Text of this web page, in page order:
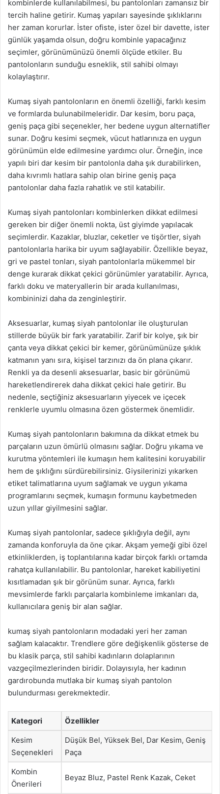
kombinlerde kullanılabilmesi, bu pantolonları zamansız bir
tercih haline getirir. Kumaş yapıları sayesinde şıklıklarını
her zaman korurlar. İster ofiste, ister özel bir davette, ister
günlük yaşamda olsun, doğru kombinle yapacağınız
seçimler, görünümünüzü önemli ölçüde etkiler. Bu
pantolonların sunduğu esneklik, stil sahibi olmayı
kolaylaştırır.
Kumaş siyah pantolonların en önemli özelliği, farklı kesim
ve formlarda bulunabilmeleridir. Dar kesim, boru paça,
geniş paça gibi seçenekler, her bedene uygun alternatifler
sunar. Doğru kesimi seçmek, vücut hatlarınıza en uygun
görünümün elde edilmesine yardımcı olur. Örneğin, ince
yapılı biri dar kesim bir pantolonla daha şık durabilirken,
daha kıvrımlı hatlara sahip olan birine geniş paça
pantolonlar daha fazla rahatlık ve stil katabilir.
Kumaş siyah pantolonları kombinlerken dikkat edilmesi
gereken bir diğer önemli nokta, üst giyimde yapılacak
seçimlerdir. Kazaklar, bluzlar, ceketler ve tişörtler, siyah
pantolonlarla harika bir uyum sağlayabilir. Özellikle beyaz,
gri ve pastel tonları, siyah pantolonlarla mükemmel bir
denge kurarak dikkat çekici görünümler yaratabilir. Ayrıca,
farklı doku ve materyallerin bir arada kullanılması,
kombininizi daha da zenginleştirir.
Aksesuarlar, kumaş siyah pantolonlar ile oluşturulan
stillerde büyük bir fark yaratabilir. Zarif bir kolye, şık bir
çanta veya dikkat çekici bir kemer, görünümünüze şıklık
katmanın yanı sıra, kişisel tarzınızı da ön plana çıkarır.
Renkli ya da desenli aksesuarlar, basic bir görünümü
hareketlendirerek daha dikkat çekici hale getirir. Bu
nedenle, seçtiğiniz aksesuarların yiyecek ve içecek
renklerle uyumlu olmasına özen göstermek önemlidir.
Kumaş siyah pantolonların bakımına da dikkat etmek bu
parçaların uzun ömürlü olmasını sağlar. Doğru yıkama ve
kurutma yöntemleri ile kumaşın hem kalitesini koruyabilir
hem de şıklığını sürdürebilirsiniz. Giysilerinizi yıkarken
etiket talimatlarına uyum sağlamak ve uygun yıkama
programlarını seçmek, kumaşın formunu kaybetmeden
uzun yıllar giyilmesini sağlar.
Kumaş siyah pantolonlar, sadece şıklığıyla değil, aynı
zamanda konforuyla da öne çıkar. Akşam yemeği gibi özel
etkinliklerden, iş toplantılarına kadar birçok farklı ortamda
rahatça kullanılabilir. Bu pantolonlar, hareket kabiliyetini
kısıtlamadan şık bir görünüm sunar. Ayrıca, farklı
mevsimlerde farklı parçalarla kombinleme imkanları da,
kullanıcılara geniş bir alan sağlar.
kumaş siyah pantolonların modadaki yeri her zaman
sağlam kalacaktır. Trendlere göre değişkenlik gösterse de
bu klasik parça, stil sahibi kadınların dolaplarının
vazgeçilmezlerinden biridir. Dolayısıyla, her kadının
gardırobunda mutlaka bir kumaş siyah pantolon
bulundurması gerekmektedir.
Kategori Özellikler
Kesim
Seçenekleri
Düşük Bel, Yüksek Bel, Dar Kesim, Geniş
Paça
Kombin
Önerileri
Beyaz Bluz, Pastel Renk Kazak, Ceket